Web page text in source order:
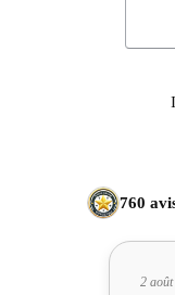
760
2